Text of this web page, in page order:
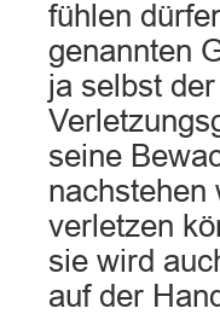
fühlen
genannten
ja selbst
seine
nachstehen
verletzen
sie wird
auf der